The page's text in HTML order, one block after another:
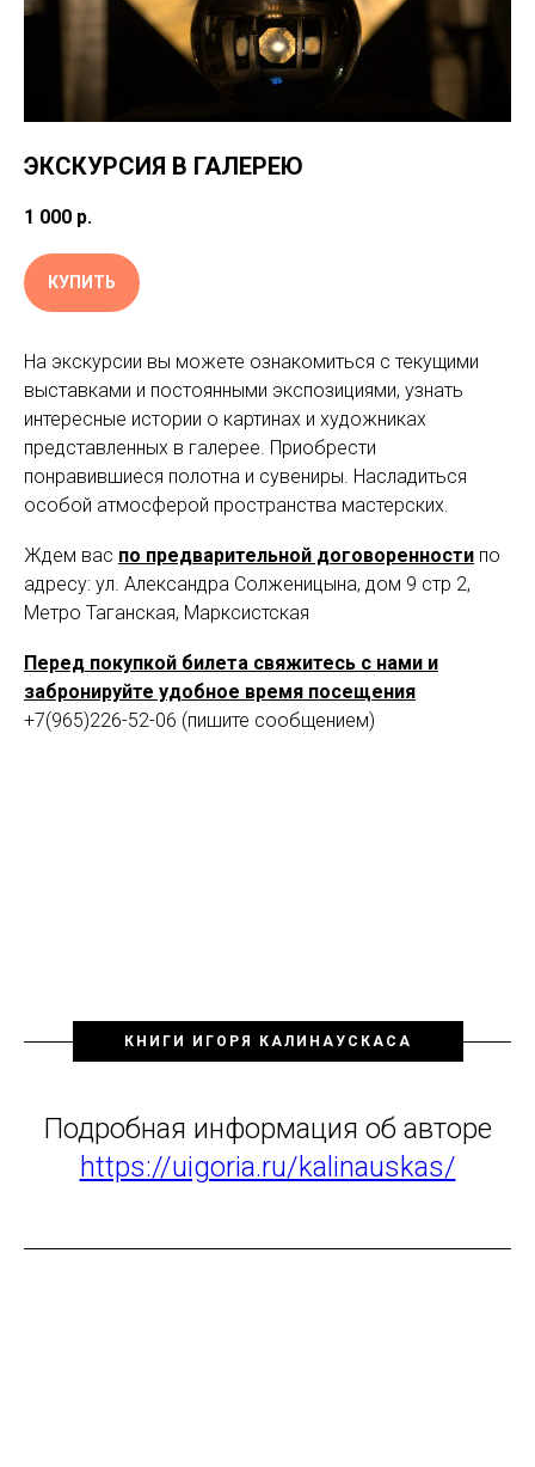
ЭКСКУРСИЯ В ГАЛЕРЕЮ
1 000 р.
КУПИТЬ
На экскурсии вы можете ознакомиться с текущими
выставками и постоянными экспозициями, узнать
интересные истории о картинах и художниках
представленных в галерее. Приобрести
понравившиеся полотна и сувениры. Насладиться
особой атмосферой пространства мастерских.
Ждем вас по предварительной договоренности по
адресу: ул. Александра Солженицына, дом 9 стр 2,
Метро Таганская, Марксистская
Перед покупкой билета свяжитесь с нами и
забронируйте удобное время посещения
+7(965)226-52-06 (пишите сообщением)
КНИГИ ИГОРЯ КАЛИНАУСКАСА
Подробная информация об авторе
https://uigoria.ru/kalinauskas/